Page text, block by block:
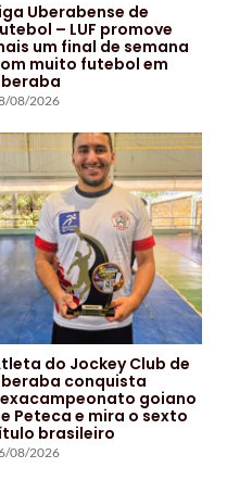
Uberabense de
– LUF promove
um final de semana
muito futebol em
08/2026
do Jockey Club de
conquista
goiano
Peteca e mira o sexto
brasileiro
08/2026